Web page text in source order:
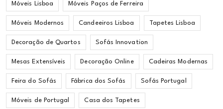
Móveis Lisboa Móveis Paços de Ferreira
Móveis Modernos Candeeiros Lisboa Tapetes Lisboa
Decoração de Quartos Sofás Innovation
Mesas Extensíveis Decoração Online Cadeiras Modernas
Feira do Sofás Fábrica dos Sofás Sofás Portugal
Móveis de Portugal Casa dos Tapetes